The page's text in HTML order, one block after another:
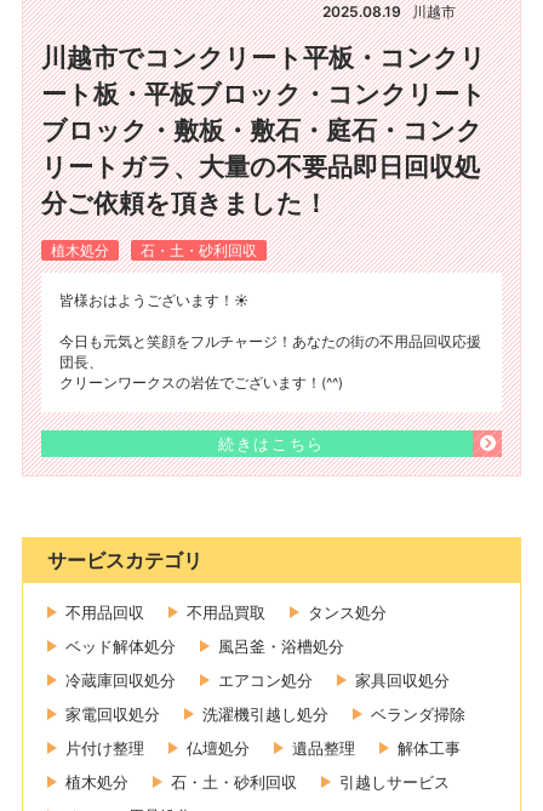
2025.08.19 川越市
川越市でコンクリート平板・コンクリ
ート板・平板ブロック・コンクリート
ブロック・敷板・敷石・庭石・コンク
リートガラ、大量の不要品即日回収処
分ご依頼を頂きました！
植木処分 石・土・砂利回収
皆様おはようございます！☀️
今日も元気と笑顔をフルチャージ！あなたの街の不用品回収応援
団長、
クリーンワークスの岩佐でございます！(^^)
続きはこちら
サービスカテゴリ
不用品回収 不用品買取
タンス処分
ベッド解体処分
風呂釜・浴槽処分
冷蔵庫回収処分
エアコン処分
家具回収処分
家電回収処分
洗濯機引越し処分
ベランダ掃除
片付け整理
仏壇処分 遺品整理
解体工事
植木処分
石・土・砂利回収
引越しサービス